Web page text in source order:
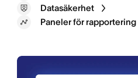
Datasäkerhet
Paneler för rapportering
Portfolior
Anpassade fält